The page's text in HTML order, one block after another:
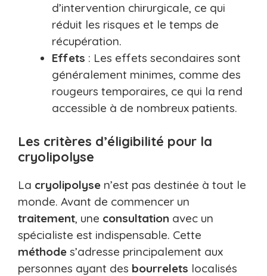
d’intervention chirurgicale, ce qui
réduit les risques et le temps de
récupération.
Effets : Les effets secondaires sont
généralement minimes, comme des
rougeurs temporaires, ce qui la rend
accessible à de nombreux patients.
Les critères d’éligibilité pour la
cryolipolyse
La cryolipolyse n’est pas destinée à tout le
monde. Avant de commencer un
traitement, une consultation avec un
spécialiste est indispensable. Cette
méthode s’adresse principalement aux
personnes ayant des bourrelets localisés